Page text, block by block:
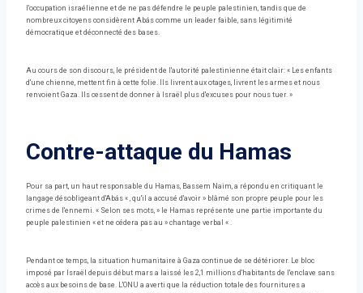
l'occupation israélienne et de ne pas défendre le peuple palestinien, tandis que de
nombreux citoyens considèrent Abás comme un leader faible, sans légitimité
démocratique et déconnecté des bases.
Au cours de son discours, le président de l'autorité palestinienne était clair: « Les enfants
d'une chienne, mettent fin à cette folie. Ils livrent aux otages, livrent les armes et nous
renvoient Gaza. Ils cessent de donner à Israël plus d'excuses pour nous tuer. »
Contre-attaque du Hamas
Pour sa part, un haut responsable du Hamas, Bassem Naim, a répondu en critiquant le
langage désobligeant d'Abás « , qu'il a accusé d'avoir » blâmé son propre peuple pour les
crimes de l'ennemi. « Selon ses mots, » le Hamas représente une partie importante du
peuple palestinien « et ne cédera pas au » chantage verbal « .
Pendant ce temps, la situation humanitaire à Gaza continue de se détériorer. Le bloc
imposé par Israël depuis début mars a laissé les 2,1 millions d'habitants de l'enclave sans
accès aux besoins de base. L'ONU a averti que la réduction totale des fournitures a